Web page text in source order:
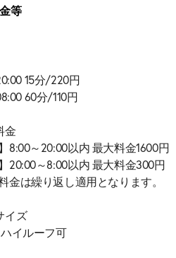
等
15分/220円
60分/110円
金
】8:00～20:00以内 最大料金1600円
】20:00～8:00以内 最大料金300円
金は繰り返し適用となります。
イズ
イルーフ可